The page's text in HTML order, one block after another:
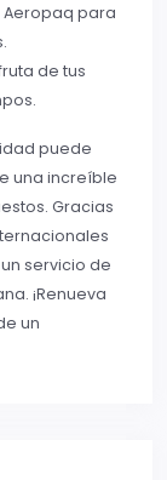
Aeropaq para
de tus
puede
una increíble
Gracias
servicio de
¡Renueva
un